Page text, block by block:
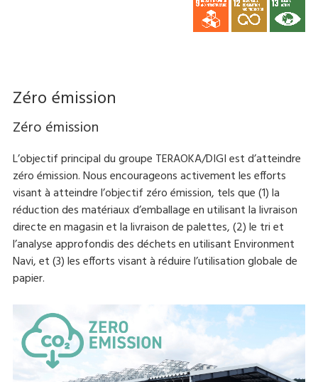
Zéro émission
Zéro émission
L’objectif principal du groupe TERAOKA/DIGI est d’atteindre
zéro émission. Nous encourageons activement les efforts
visant à atteindre l’objectif zéro émission, tels que (1) la
réduction des matériaux d’emballage en utilisant la livraison
directe en magasin et la livraison de palettes, (2) le tri et
l’analyse approfondis des déchets en utilisant Environment
Navi, et (3) les efforts visant à réduire l’utilisation globale de
papier.